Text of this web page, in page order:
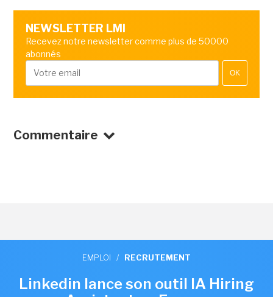
NEWSLETTER LMI
Recevez notre newsletter comme plus de 50000
abonnés
OK
Commentaire
EMPLOI / RECRUTEMENT
Linkedin lance son outil IA Hiring